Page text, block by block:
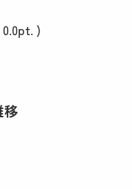
0.0pt. )
移